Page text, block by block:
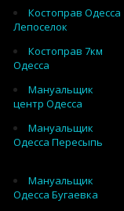
Костоправ Одесса
Лепоселок
Костоправ 7км
Одесса
Мануальщик
центр Одесса
Мануальщик
Одесса Пересыпь
Мануальщик
Одесса Бугаевка